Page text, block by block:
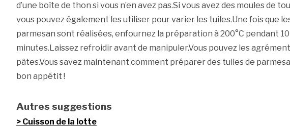
d’une boîte de thon si vous n’en avez pas.Si vous avez des moules de
vous pouvez également les utiliser pour varier les tuiles.Une fois que
parmesan sont réalisées, enfournez la préparation à 200°C pendant 10
minutes.Laissez refroidir avant de manipuler.Vous pouvez les
pâtes.Vous savez maintenant comment préparer des tuiles de
bon appétit !
Autres suggestions
Cuisson de la lotte